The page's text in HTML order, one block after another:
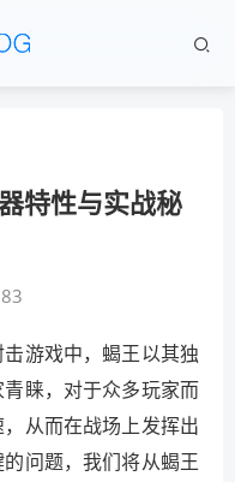
特性与实战秘
83
游戏中，蝎王以其独
睐，对于众多玩家而
从而在战场上发挥出
问题，我们将从蝎王